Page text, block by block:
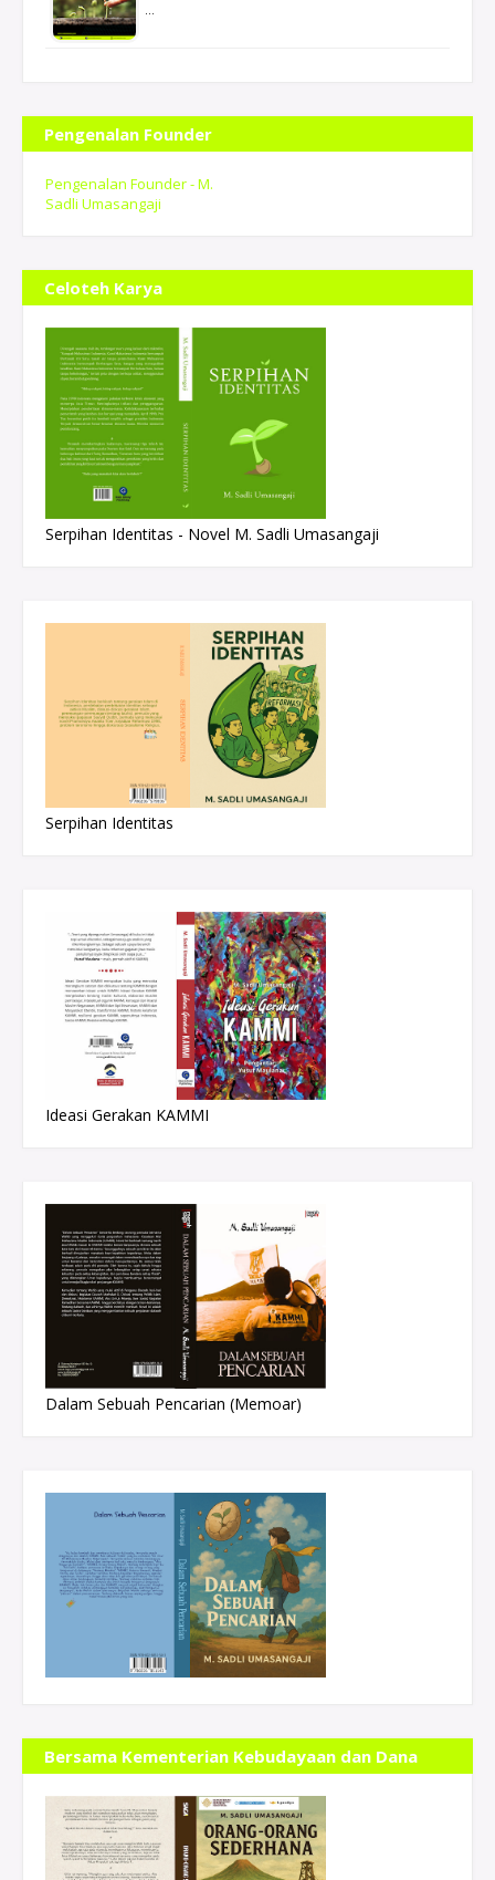
…
Pengenalan Founder
Pengenalan Founder - M.
Sadli Umasangaji
Celoteh Karya
Serpihan Identitas - Novel M. Sadli Umasangaji
Serpihan Identitas
Ideasi Gerakan KAMMI
Dalam Sebuah Pencarian (Memoar)
Bersama Kementerian Kebudayaan dan Dana
Indonesiana